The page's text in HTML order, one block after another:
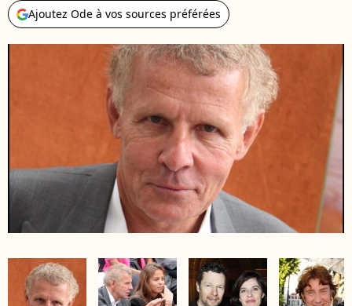
Ajoutez Ode à vos sources préférées